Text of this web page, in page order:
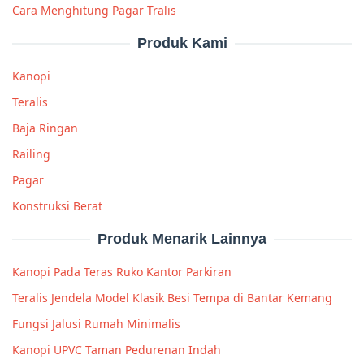
Cara Menghitung Pagar Tralis
Produk Kami
Kanopi
Teralis
Baja Ringan
Railing
Pagar
Konstruksi Berat
Produk Menarik Lainnya
Kanopi Pada Teras Ruko Kantor Parkiran
Teralis Jendela Model Klasik Besi Tempa di Bantar Kemang
Fungsi Jalusi Rumah Minimalis
Kanopi UPVC Taman Pedurenan Indah